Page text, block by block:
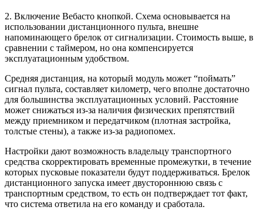
2. Включение Вебасто кнопкой. Схема основывается на
использовании дистанционного пульта, внешне
напоминающего брелок от сигнализации. Стоимость выше, в
сравнении с таймером, но она компенсируется
эксплуатационным удобством.
Средняя дистанция, на который модуль может “поймать”
сигнал пульта, составляет километр, чего вполне достаточно
для большинства эксплуатационных условий. Расстояние
может снижаться из-за наличия физических препятствий
между приемником и передатчиком (плотная застройка,
толстые стены), а также из-за радиопомех.
Настройки дают возможность владельцу транспортного
средства скорректировать временные промежутки, в течение
которых пусковые показатели будут поддерживаться. Брелок
дистанционного запуска имеет двустороннюю связь с
транспортным средством, то есть он подтверждает тот факт,
что система ответила на его команду и сработала.